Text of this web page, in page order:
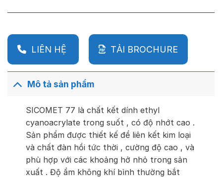
LIÊN HỆ TẢI BROCHURE
Mô tả sản phẩm
SICOMET 77 là chất kết dính ethyl
cyanoacrylate trong suốt , có độ nhớt cao .
Sản phẩm được thiết kế để liên kết kim loại
và chất đàn hồi tức thời , cường độ cao , và
phù hợp với các khoảng hở nhỏ trong sản
xuất . Độ ẩm không khí bình thường bắt